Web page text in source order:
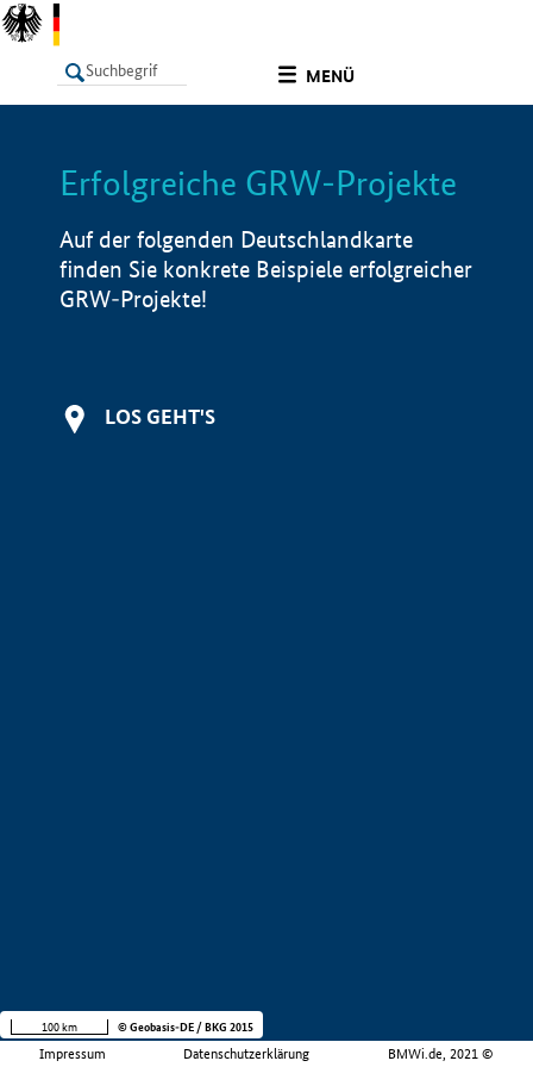
MENÜ
LISTE Info
Erfolgreiche GRW-Projekte
Auf der folgenden Deutschlandkarte
finden Sie konkrete Beispiele erfolgreicher
GRW-Projekte!
LOS GEHT'S
Impressum Datenschutzerklärung BMWi.de, 2021 ©
100 km © Geobasis-DE / BKG 2015